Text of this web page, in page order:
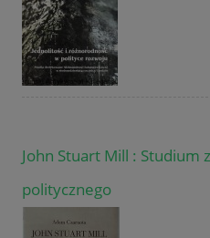
John Stuart Mill : Studium
politycznego